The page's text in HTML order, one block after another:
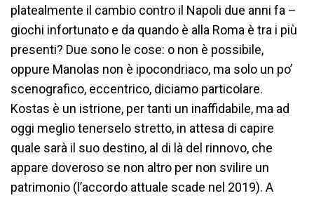
platealmente il cambio contro il Napoli due anni fa –
giochi infortunato e da quando è alla Roma è tra i più
presenti? Due sono le cose: o non è possibile,
oppure Manolas non è ipocondriaco, ma solo un po’
scenografico, eccentrico, diciamo particolare.
Kostas è un istrione, per tanti un inaffidabile, ma ad
oggi meglio tenerselo stretto, in attesa di capire
quale sarà il suo destino, al di là del rinnovo, che
appare doveroso se non altro per non svilire un
patrimonio (l’accordo attuale scade nel 2019). A